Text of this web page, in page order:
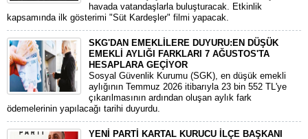
havada vatandaşlarla buluşturacak. Etkinlik
kapsamında ilk gösterimi "Süt Kardeşler" filmi yapacak.
SKG'DAN EMEKLİLERE DUYURU:EN DÜŞÜK
EMEKLİ AYLIĞI FARKLARI 7 AĞUSTOS'TA
HESAPLARA GEÇİYOR
​Sosyal Güvenlik Kurumu (SGK), en düşük emekli
aylığının Temmuz 2026 itibarıyla 23 bin 552 TL'ye
çıkarılmasının ardından oluşan aylık fark
ödemelerinin yapılacağı tarihi duyurdu.
YENİ PARTİ KARTAL KURUCU İLÇE BAŞKANI